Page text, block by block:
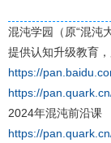
混沌学园（原“混沌
提供认知升级教育
https://
https://
2024年混沌前沿课
https://